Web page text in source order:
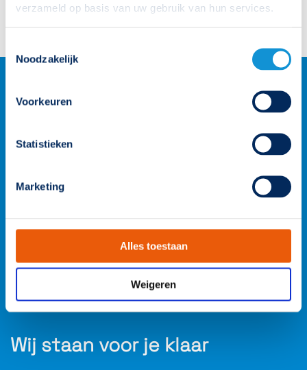
verzameld op basis van uw gebruik van hun services.
Noodzakelijk
Voorkeuren
Statistieken
Marketing
Alles toestaan
Weigeren
_Go!_CELO_Pro_(vanaf_2015).pdf
Wij staan voor je klaar